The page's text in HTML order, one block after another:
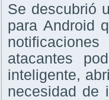
Se descubrió
para Android
atacantes
inteligente,
necesidad de